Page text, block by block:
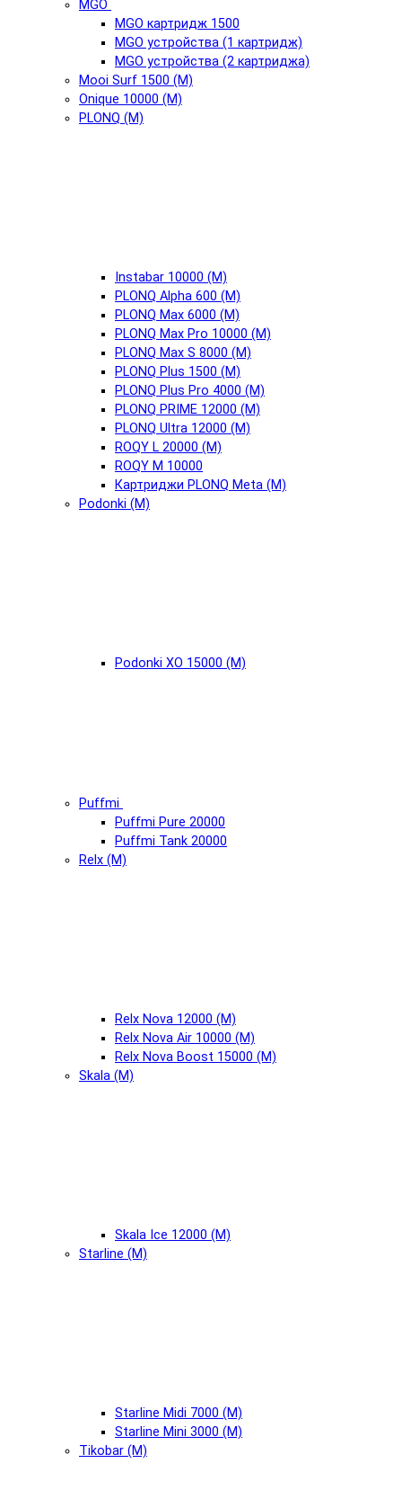
MGO
MGO картридж 1500
MGO устройства (1 картридж)
MGO устройства (2 картриджа)
Mooi Surf 1500 (М)
Onique 10000 (М)
PLONQ (М)
Instabar 10000 (М)
PLONQ Alpha 600 (М)
PLONQ Max 6000 (М)
PLONQ Max Pro 10000 (М)
PLONQ Max S 8000 (М)
PLONQ Plus 1500 (М)
PLONQ Plus Pro 4000 (М)
PLONQ PRIME 12000 (М)
PLONQ Ultra 12000 (М)
ROQY L 20000 (М)
ROQY M 10000
Картриджи PLONQ Meta (М)
Podonki (М)
Podonki XO 15000 (М)
Puffmi
Puffmi Pure 20000
Puffmi Tank 20000
Relx (М)
Relx Nova 12000 (М)
Relx Nova Air 10000 (М)
Relx Nova Boost 15000 (М)
Skala (М)
Skala Ice 12000 (М)
Starline (М)
Starline Midi 7000 (М)
Starline Mini 3000 (М)
Tikobar (М)